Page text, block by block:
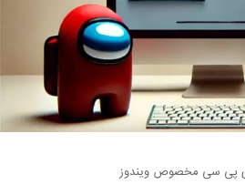
پی سی مخصوص ویندوز